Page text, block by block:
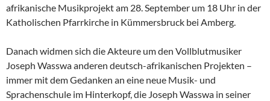
afrikanische Musikprojekt am 28. September um 18 Uhr in der
Katholischen Pfarrkirche in Kümmersbruck bei Amberg.
Danach widmen sich die Akteure um den Vollblutmusiker
Joseph Wasswa anderen deutsch-afrikanischen Projekten –
immer mit dem Gedanken an eine neue Musik- und
Sprachenschule im Hinterkopf, die Joseph Wasswa in seiner